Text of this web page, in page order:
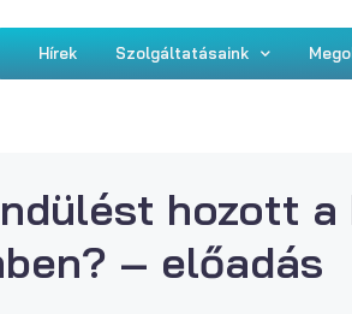
Hírek Szolgáltatásaink
hozott a
– előadás